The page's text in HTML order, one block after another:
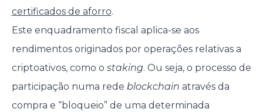
certificados de aforro.
Este enquadramento fiscal aplica-se aos
rendimentos originados por operações relativas a
criptoativos, como o staking. Ou seja, o processo de
participação numa rede blockchain através da
compra e “bloqueio” de uma determinada